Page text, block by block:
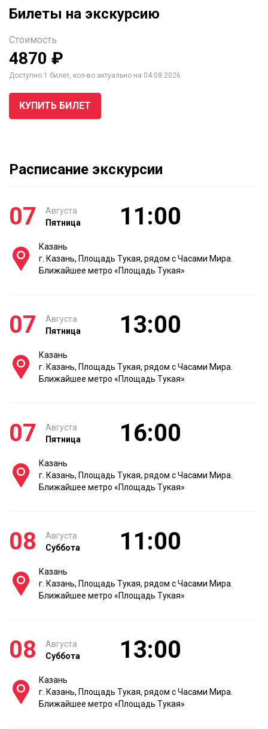
Билеты на экскурсию
Стоимость
4870 ₽
Доступно 1 билет, кол-во актуально на 04.08.2026
КУПИТЬ БИЛЕТ
Расписание экскурсии
07
Августа
Пятница
11:00
Казань
г. Казань, Площадь Тукая, рядом с Часами Мира.
Ближайшее метро «Площадь Тукая»
07
Августа
Пятница
13:00
Казань
г. Казань, Площадь Тукая, рядом с Часами Мира.
Ближайшее метро «Площадь Тукая»
07
Августа
Пятница
16:00
Казань
г. Казань, Площадь Тукая, рядом с Часами Мира.
Ближайшее метро «Площадь Тукая»
08
Августа
Суббота
11:00
Казань
г. Казань, Площадь Тукая, рядом с Часами Мира.
Ближайшее метро «Площадь Тукая»
08
Августа
Суббота
13:00
Казань
г. Казань, Площадь Тукая, рядом с Часами Мира.
Ближайшее метро «Площадь Тукая»